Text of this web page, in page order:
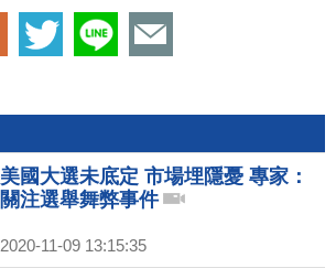
美國大選未底定 市場埋隱憂 專家：
關注選舉舞弊事件
2020-11-09 13:15:35